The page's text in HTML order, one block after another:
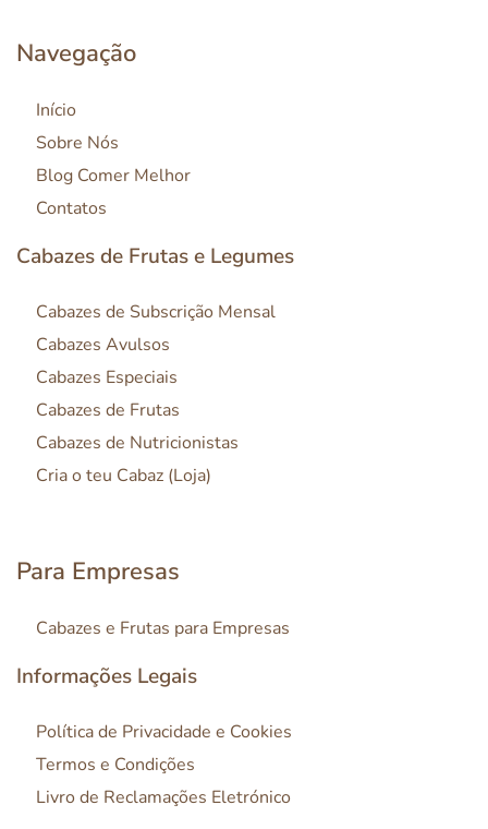
Navegação
Início
Sobre Nós
Blog Comer Melhor
Contatos
Cabazes de Frutas e Legumes
Cabazes de Subscrição Mensal
Cabazes Avulsos
Cabazes Especiais
Cabazes de Frutas
Cabazes de Nutricionistas
Cria o teu Cabaz (Loja)
Para Empresas
Cabazes e Frutas para Empresas
Informações Legais
Política de Privacidade e Cookies
Termos e Condições
Livro de Reclamações Eletrónico